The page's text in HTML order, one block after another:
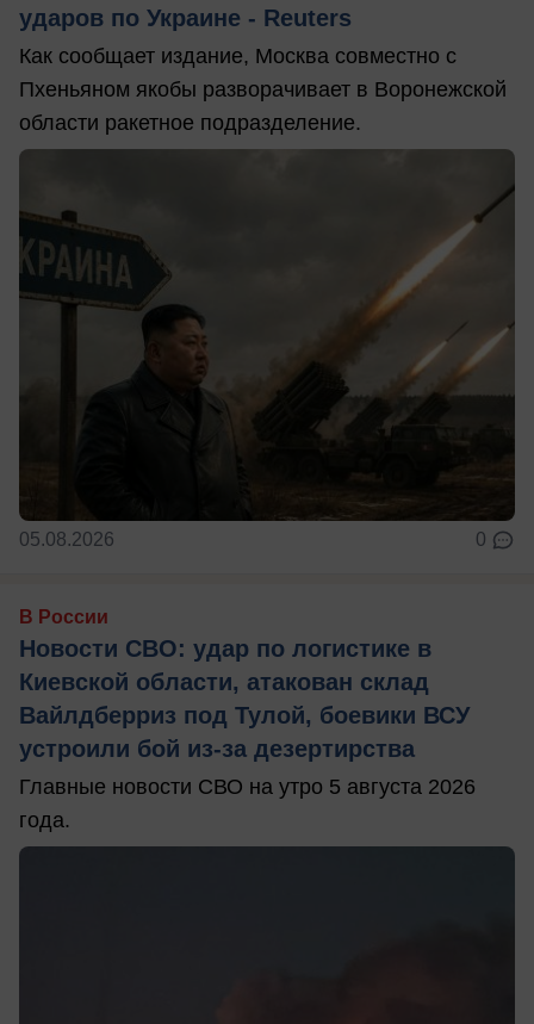
ударов по Украине - Reuters
Как сообщает издание, Москва совместно с
Пхеньяном якобы разворачивает в Воронежской
области ракетное подразделение.
05.08.2026 0
В России
Новости СВО: удар по логистике в
Киевской области, атакован склад
Вайлдберриз под Тулой, боевики ВСУ
устроили бой из-за дезертирства
Главные новости СВО на утро 5 августа 2026
года.